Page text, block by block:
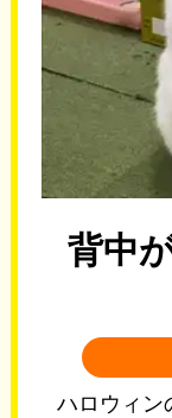
背中
ハロウィン